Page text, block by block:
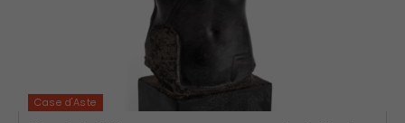
Case d'Aste